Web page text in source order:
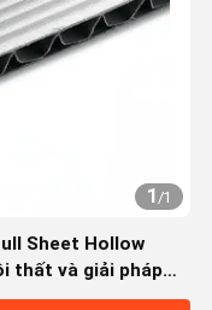
1/1
Sheet Hollow
thất và giải pháp